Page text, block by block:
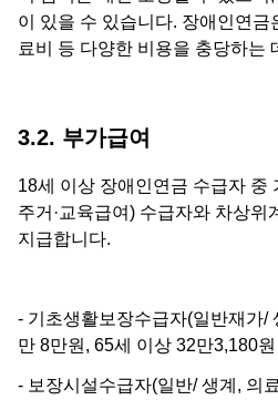
이 있을 수 있습니다. 장애인연금
료비 등 다양한 비용을 충당하는
3.2. 부가급여
18세 이상 장애인연금 수급자 중
주거·교육급여) 수급자와 차상위
지급합니다.
- 기초생활보장수급자(일반재가/
만 8만원, 65세 이상 32만3,180원
- 보장시설수급자(일반/ 생계, 의